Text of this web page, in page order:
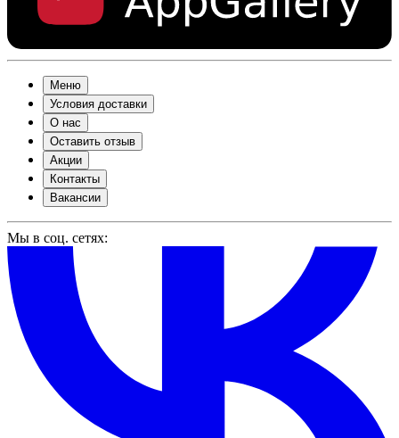
Меню
Условия доставки
О нас
Оставить отзыв
Акции
Контакты
Вакансии
Мы в соц. сетях: